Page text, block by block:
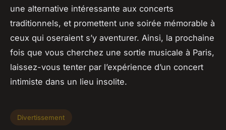
une alternative intéressante aux concerts
traditionnels, et promettent une soirée mémorable à
ceux qui oseraient s’y aventurer. Ainsi, la prochaine
fois que vous cherchez une sortie musicale à Paris,
laissez-vous tenter par l’expérience d’un concert
intimiste dans un lieu insolite.
Divertissement